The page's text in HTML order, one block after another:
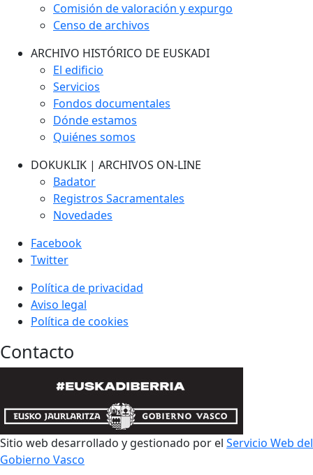
Comisión de valoración y expurgo
Censo de archivos
ARCHIVO HISTÓRICO DE EUSKADI
El edificio
Servicios
Fondos documentales
Dónde estamos
Quiénes somos
DOKUKLIK | ARCHIVOS ON-LINE
Badator
Registros Sacramentales
Novedades
Facebook
Twitter
Política de privacidad
Aviso legal
Política de cookies
Contacto
Sitio web desarrollado y gestionado por el Servicio Web del
Gobierno Vasco